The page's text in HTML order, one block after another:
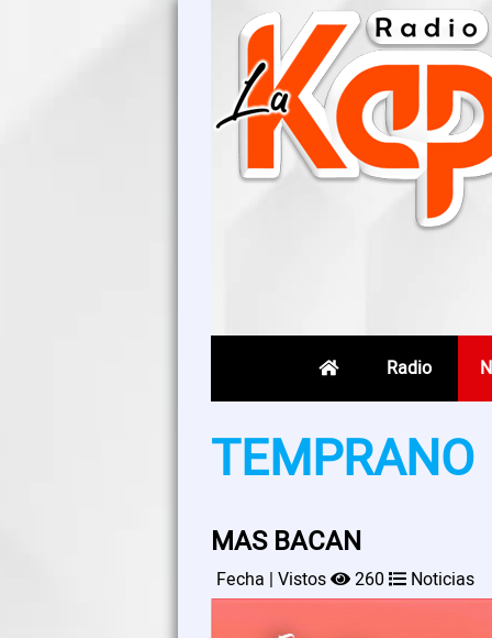
Radio
TEMPRANO
MAS BACAN
Fecha | Vistos 260 Noticias